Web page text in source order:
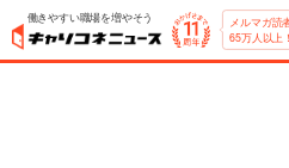
働きやすい職場を増やそう メルマガ読
65万人以上！